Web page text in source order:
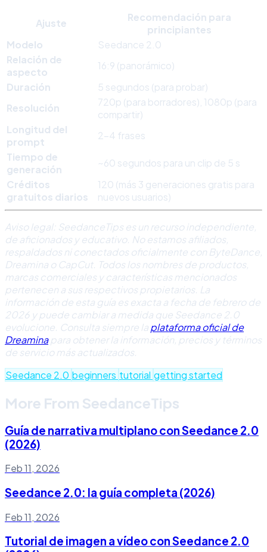
Ajuste
Recomendación para
principiantes
Modelo
Seedance 2.0
Relación de
aspecto
16:9 (panorámico)
Duración
5 segundos (para probar)
Resolución
720p (para borradores), 1080p (para
compartir)
Longitud del
prompt
2-4 frases
Tiempo de
generación
~60 segundos para un clip de 5 s
Créditos
gratuitos diarios
120 (más 3 generaciones gratis para
nuevos usuarios)
Aviso legal: SeedanceTips es un recurso independiente,
de aficionados y educativo. No estamos afiliados,
respaldados ni conectados oficialmente con ByteDance,
Dreamina o CapCut. Todos los nombres de productos,
marcas comerciales y características mencionados
pertenecen a sus respectivos propietarios. La
información de esta guía es exacta a fecha de febrero de
2026 y puede cambiar a medida que Seedance 2.0
evolucione. Consulta siempre laplataforma oficial de
Dreaminapara obtener la información, precios y términos
de servicio más actualizados.
Seedance 2.0 beginners tutorial getting started
More From SeedanceTips
Guía de narrativa multiplano con Seedance 2.0
(2026)
Feb 11, 2026
Seedance 2.0: la guía completa (2026)
Feb 11, 2026
Tutorial de imagen a vídeo con Seedance 2.0